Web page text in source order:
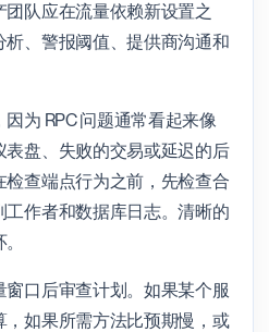
队应在流量依赖新设置之
、警报阈值、提供商沟通和
为 RPC 问题通常看起来像
盘、失败的交易或延迟的后
查端点行为之前，先检查合
作者和数据库日志。清晰的
口后审查计划。如果某个服
如果所需方法比预期慢，或